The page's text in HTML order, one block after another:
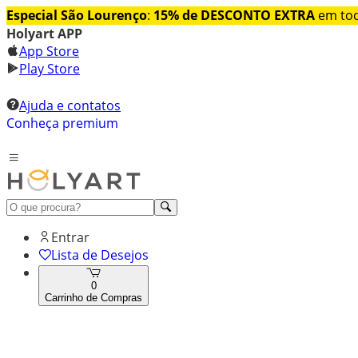
Especial São Lourenço: 15% de DESCONTO EXTRA em
Holyart APP
App Store
Play Store
Ajuda e contatos
Conheça premium
Entrar
Lista de Desejos
0
Carrinho de Compras